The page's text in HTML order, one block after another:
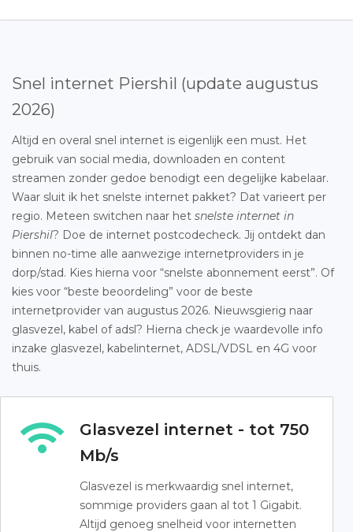
Snel internet Piershil (update augustus
2026)
Altijd en overal snel internet is eigenlijk een must. Het
gebruik van social media, downloaden en content
streamen zonder gedoe benodigt een degelijke kabelaar.
Waar sluit ik het snelste internet pakket? Dat varieert per
regio. Meteen switchen naar het snelste internet in
Piershil? Doe de internet postcodecheck. Jij ontdekt dan
binnen no-time alle aanwezige internetproviders in je
dorp/stad. Kies hierna voor “snelste abonnement eerst”. Of
kies voor “beste beoordeling” voor de beste
internetprovider van augustus 2026. Nieuwsgierig naar
glasvezel, kabel of adsl? Hierna check je waardevolle info
inzake glasvezel, kabelinternet, ADSL/VDSL en 4G voor
thuis.
Glasvezel internet - tot 750
Mb/s
Glasvezel is merkwaardig snel internet,
sommige providers gaan al tot 1 Gigabit.
Altijd genoeg snelheid voor internetten